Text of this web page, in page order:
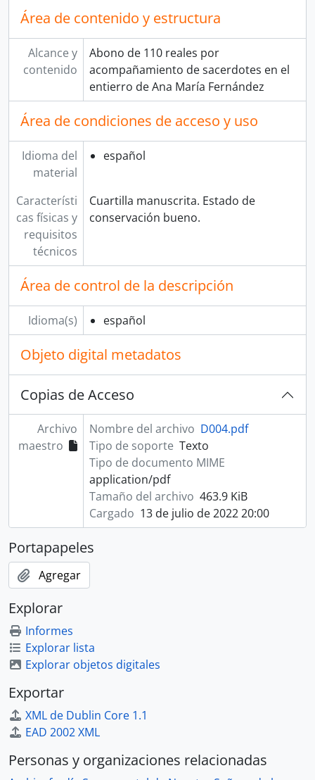
Área de contenido y estructura
Alcance y
contenido
Abono de 110 reales por
acompañamiento de sacerdotes en el
entierro de Ana María Fernández
Área de condiciones de acceso y uso
Idioma del
material
español
Característi
cas físicas y
requisitos
técnicos
Cuartilla manuscrita. Estado de
conservación bueno.
Área de control de la descripción
Idioma(s) español
Objeto digital metadatos
Copias de Acceso
Archivo
maestro
Nombre del archivo D004.pdf
Tipo de soporte Texto
Tipo de documento MIME
application/pdf
Tamaño del archivo 463.9 KiB
Cargado 13 de julio de 2022 20:00
Portapapeles
Agregar
Explorar
Informes
Explorar lista
Explorar objetos digitales
Exportar
XML de Dublin Core 1.1
EAD 2002 XML
Personas y organizaciones relacionadas